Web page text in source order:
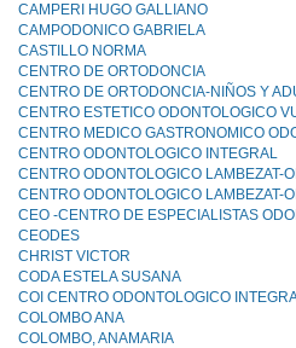
CAMPERI HUGO GALLIANO
CAMPODONICO GABRIELA
CASTILLO NORMA
CENTRO DE ORTODONCIA
CENTRO DE ORTODONCIA-NIÑOS Y
CENTRO ESTETICO ODONTOLOGICO
CENTRO MEDICO GASTRONOMICO
CENTRO ODONTOLOGICO INTEGRAL
CENTRO ODONTOLOGICO LAMBEZAT-
CENTRO ODONTOLOGICO LAMBEZAT-
CEO -CENTRO DE ESPECIALISTAS
CEODES
CHRIST VICTOR
CODA ESTELA SUSANA
COI CENTRO ODONTOLOGICO
COLOMBO ANA
COLOMBO, ANAMARIA